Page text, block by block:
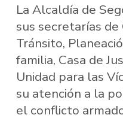
La Alcaldía de
sus secretarías de
Tránsito,
familia, Casa de
Unidad para las
su atención a la
el conflicto